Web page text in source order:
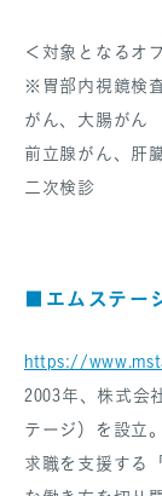
＜対象となるオ
※胃部内視鏡検
がん、大腸がん
前立腺がん、肝
二次検診
■エムステー
https://
2003年、株式会
テージ）を設立
求職を支援する